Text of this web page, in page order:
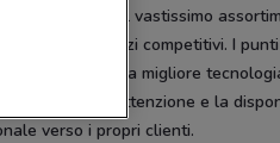
mobili al vastissimo
il tutto a prezzi competitivi. I
punta sono la migliore
accessibili e l’attenzione e la
verso i propri clienti.